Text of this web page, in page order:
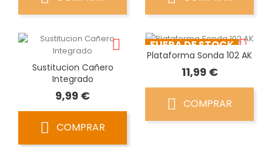
Sustitucion Cañero
Integrado
9,99 €Precio
COMPRAR
FUERA DE STOCK
Plataforma Sonda 102 AK
11,99 €Precio
COMPRAR